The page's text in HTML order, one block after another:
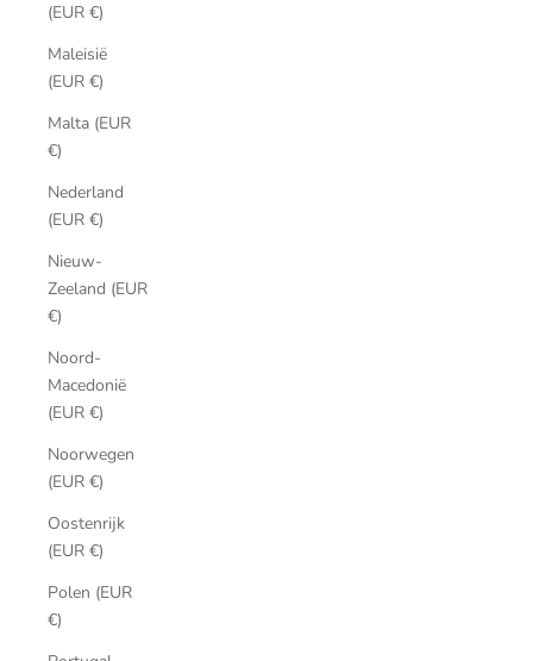
(EUR €)
Maleisië
(EUR €)
Malta (EUR
€)
Nederland
(EUR €)
Nieuw-
Zeeland (EUR
€)
Noord-
Macedonië
(EUR €)
Noorwegen
(EUR €)
Oostenrijk
(EUR €)
Polen (EUR
€)